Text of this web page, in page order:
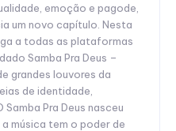
emoção e pagode,
um novo capítulo. Nesta
a todas as plataformas
Samba Pra Deus –
grandes louvores da
de identidade,
Pra Deus nasceu
música tem o poder de